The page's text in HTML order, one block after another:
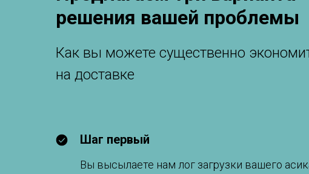
решения вашей проблемы
Как вы можете существенно
на доставке
Шаг первый
Вы высылаете нам лог загрузки вашего